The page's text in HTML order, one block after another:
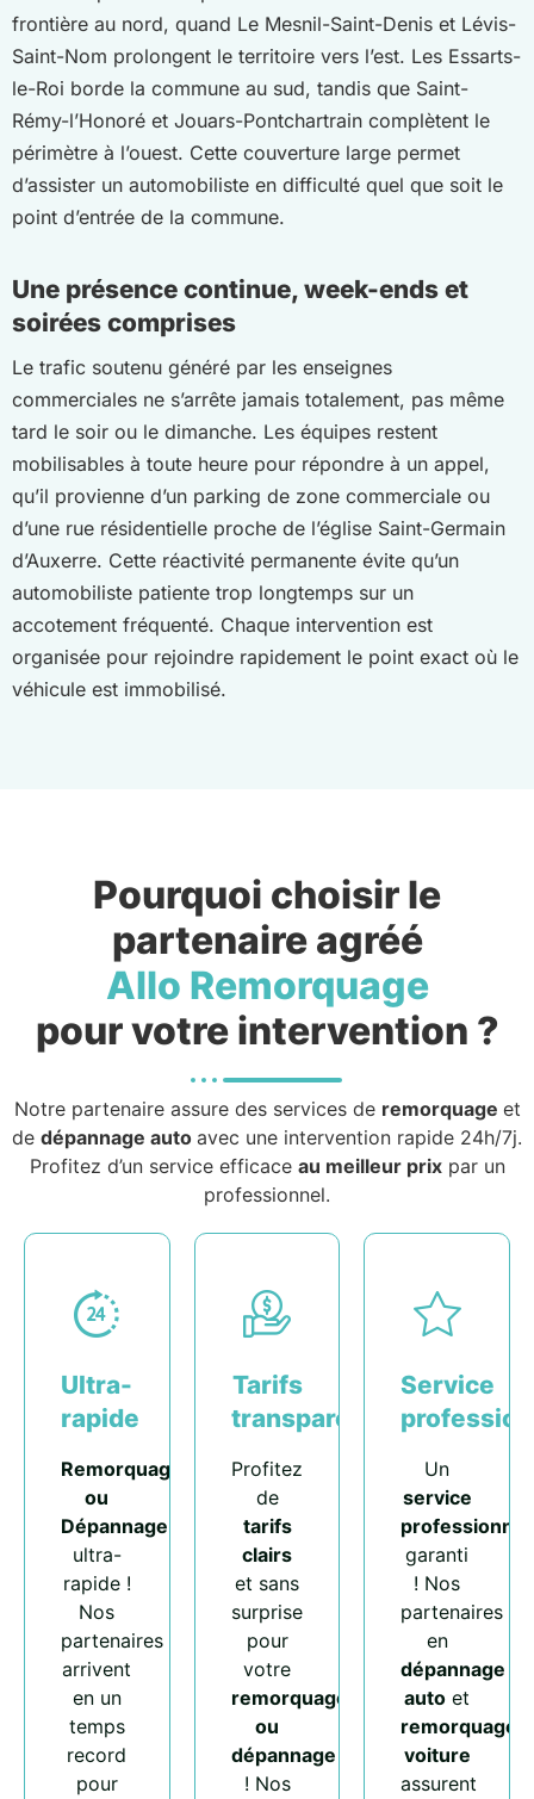
frontière au nord, quand Le Mesnil-Saint-Denis et Lévis-
Saint-Nom prolongent le territoire vers l’est. Les Essarts-
le-Roi borde la commune au sud, tandis que Saint-
Rémy-l’Honoré et Jouars-Pontchartrain complètent le
périmètre à l’ouest. Cette couverture large permet
d’assister un automobiliste en difficulté quel que soit le
point d’entrée de la commune.
Une présence continue, week-ends et
soirées comprises
Le trafic soutenu généré par les enseignes
commerciales ne s’arrête jamais totalement, pas même
tard le soir ou le dimanche. Les équipes restent
mobilisables à toute heure pour répondre à un appel,
qu’il provienne d’un parking de zone commerciale ou
d’une rue résidentielle proche de l’église Saint-Germain
d’Auxerre. Cette réactivité permanente évite qu’un
automobiliste patiente trop longtemps sur un
accotement fréquenté. Chaque intervention est
organisée pour rejoindre rapidement le point exact où le
véhicule est immobilisé.
Pourquoi choisir le
partenaire agréé
Allo Remorquage
pour votre intervention ?
Notre partenaire assure des services de remorquage et
de dépannage auto avec une intervention rapide 24h/7j.
Profitez d’un service efficace au meilleur prixpar un
professionnel.
Ultra-
rapide
Remorquage
ou
Dépannage
ultra-
rapide !
Nos
partenaires
arrivent
en un
temps
record
pour
Tarifs
transparents
Profitez
de
tarifs
clairs
et sans
surprise
pour
votre
remorquage
ou
dépannage
! Nos
Service
Un
service
professionnel
garanti
! Nos
partenaires
en
dépannage
auto et
remorquage
voiture
assurent